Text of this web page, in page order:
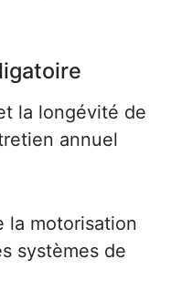
la longévité de
annuel
la motorisation
systèmes de